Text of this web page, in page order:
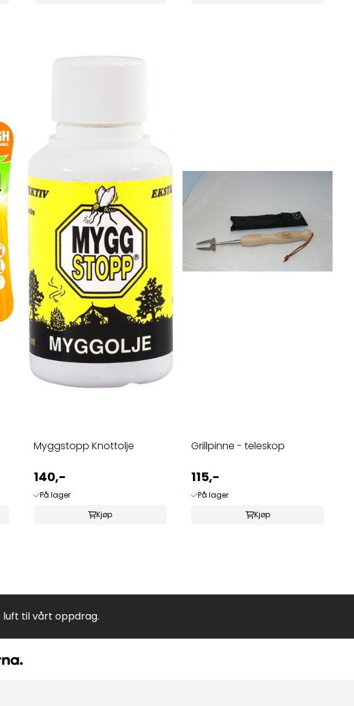
Myggstopp Knottolje
140,-
På lager
Kjøp
Grillpinne - teleskop
115,-
På lager
Kjøp
luft til vårt oppdrag.